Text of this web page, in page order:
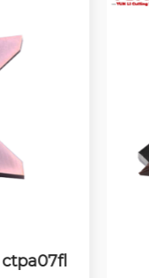
12